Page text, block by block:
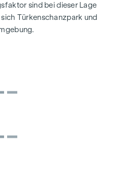
um Symbolbilder anderer
kompakten Wohnungsgröße,
ideale Anlage und Investment!
sind bei dieser Lage
Türkenschanzpark und